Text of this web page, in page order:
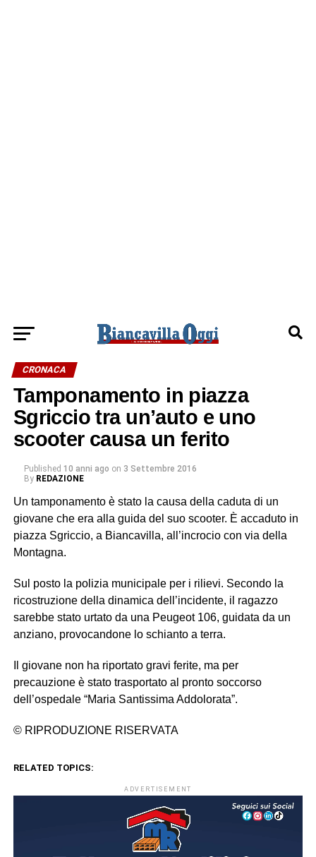
CRONACA
Tamponamento in piazza
Sgriccio tra un’auto e uno
scooter causa un ferito
Published 10 anni ago on 3 Settembre 2016
By REDAZIONE
Un tamponamento è stato la causa della caduta di un
giovane che era alla guida del suo scooter. È accaduto in
piazza Sgriccio, a Biancavilla, all’incrocio con via della
Montagna.
Sul posto la polizia municipale per i rilievi. Secondo la
ricostruzione della dinamica dell’incidente, il ragazzo
sarebbe stato urtato da una Peugeot 106, guidata da un
anziano, provocandone lo schianto a terra.
Il giovane non ha riportato gravi ferite, ma per
precauzione è stato trasportato al pronto soccorso
dell’ospedale “Maria Santissima Addolorata”.
© RIPRODUZIONE RISERVATA
RELATED TOPICS:
ADVERTISEMENT